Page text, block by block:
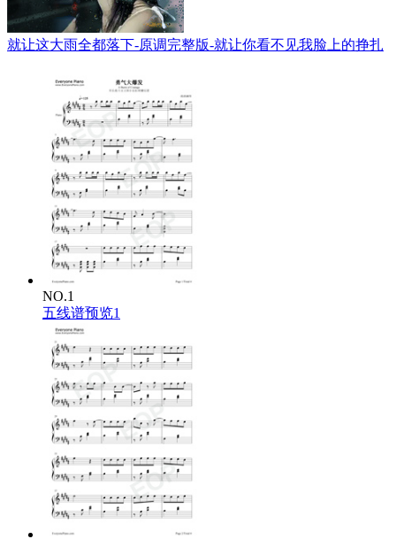
就让这大雨全都落下-原调完整版-就让你看不见我脸上的挣扎
NO.1
五线谱预览1